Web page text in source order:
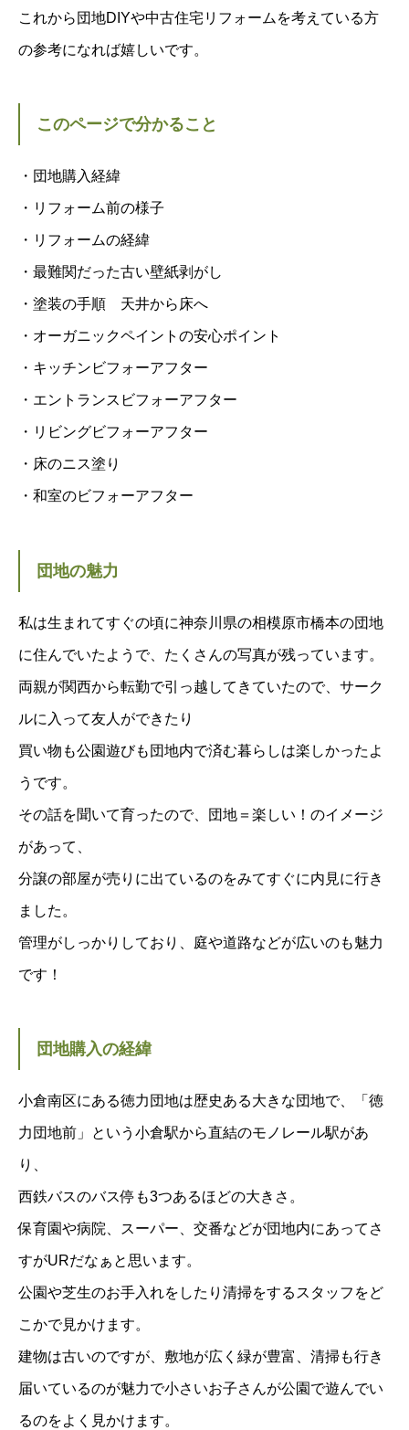
これから団地DIYや中古住宅リフォームを考えている方
の参考になれば嬉しいです。
このページで分かること
・団地購入経緯
・リフォーム前の様子
・リフォームの経緯
・最難関だった古い壁紙剥がし
・塗装の手順 天井から床へ
・オーガニックペイントの安心ポイント
・キッチンビフォーアフター
・エントランスビフォーアフター
・リビングビフォーアフター
・床のニス塗り
・和室のビフォーアフター
団地の魅力
私は生まれてすぐの頃に神奈川県の相模原市橋本の団地
に住んでいたようで、たくさんの写真が残っています。
両親が関西から転勤で引っ越してきていたので、サーク
ルに入って友人ができたり
買い物も公園遊びも団地内で済む暮らしは楽しかったよ
うです。
その話を聞いて育ったので、団地＝楽しい！のイメージ
があって、
分譲の部屋が売りに出ているのをみてすぐに内見に行き
ました。
管理がしっかりしており、庭や道路などが広いのも魅力
です！
団地購入の経緯
小倉南区にある徳力団地は歴史ある大きな団地で、「徳
力団地前」という小倉駅から直結のモノレール駅があ
り、
西鉄バスのバス停も3つあるほどの大きさ。
保育園や病院、スーパー、交番などが団地内にあってさ
すがURだなぁと思います。
公園や芝生のお手入れをしたり清掃をするスタッフをど
こかで見かけます。
建物は古いのですが、敷地が広く緑が豊富、清掃も行き
届いているのが魅力で小さいお子さんが公園で遊んでい
るのをよく見かけます。